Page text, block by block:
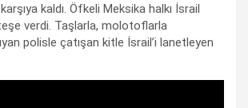
kaldı. Öfkeli Meksika halkı İsrail
verdi. Taşlarla, molotoflarla
polisle çatışan kitle İsrail’i lanetleyen